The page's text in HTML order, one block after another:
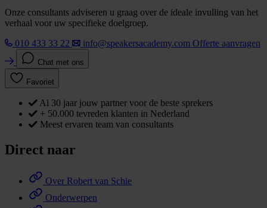
Onze consultants adviseren u graag over de ideale invulling van het
verhaal voor uw specifieke doelgroep.
010 433 33 22
info@speakersacademy.com Offerte aanvragen
Chat met ons
Favoriet
Al 30 jaar jouw partner voor de beste sprekers
+ 50.000 tevreden klanten in Nederland
Meest ervaren team van consultants
Direct naar
Over Robert van Schie
Onderwerpen